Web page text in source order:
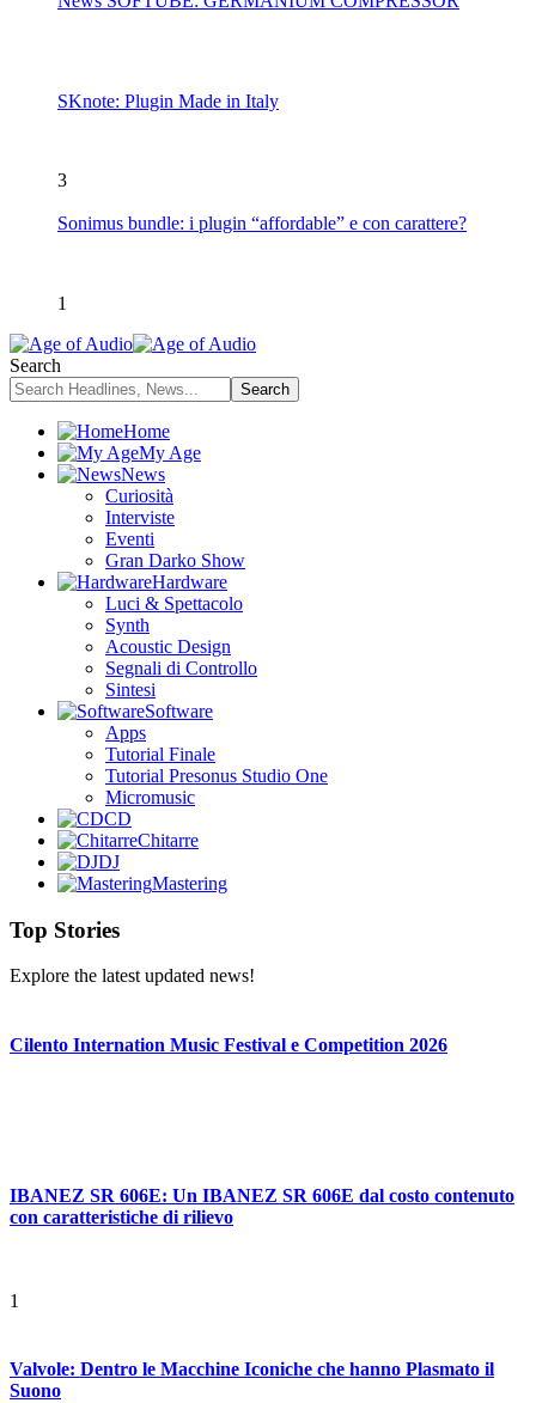
SKnote: Plugin Made in Italy
3
Sonimus bundle: i plugin “affordable” e con carattere?
1
Search
Home
My Age
News
Curiosità
Interviste
Eventi
Gran Darko Show
Hardware
Luci & Spettacolo
Synth
Acoustic Design
Segnali di Controllo
Sintesi
Software
Apps
Tutorial Finale
Tutorial Presonus Studio One
Micromusic
CD
Chitarre
DJ
Mastering
Top Stories
Explore the latest updated news!
Cilento Internation Music Festival e Competition 2026
IBANEZ SR 606E: Un IBANEZ SR 606E dal costo contenuto
con caratteristiche di rilievo
1
Valvole: Dentro le Macchine Iconiche che hanno Plasmato il
Suono